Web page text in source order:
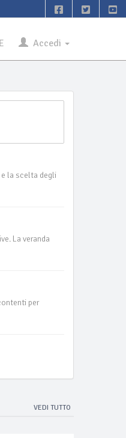
Accedi
la scelta degli
La veranda
per
VEDI TUTTO